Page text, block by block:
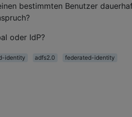
bestimmten Benutzer
oder IdP?
identity adfs2.0 federated-identity